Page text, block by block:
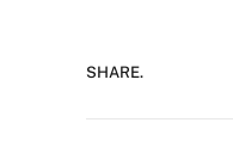
SHARE.